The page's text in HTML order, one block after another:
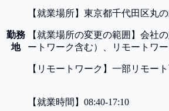
勤務
地
【 就業場所】 東京都千代田区丸の
【 就業場所の変更の範囲 】 会社
ートワーク含む）、リモートワー
【 リモートワーク 】 一部リモート
【 就業時間 】 08:40-17:10